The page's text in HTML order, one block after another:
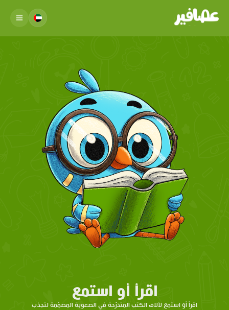
اقرأ أو استمع
اقرأ أو استمع لآلاف الكتب المتدرّحة في الصعوبة المصمّمة لتجذب